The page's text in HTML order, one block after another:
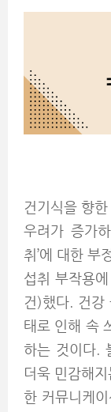
건기식을 향
우려가 증가
취’에 대한 부
섭취 부작용
건)했다. 건강
태로 인해 속
하는 것이다.
더욱 민감해
한 커뮤니케